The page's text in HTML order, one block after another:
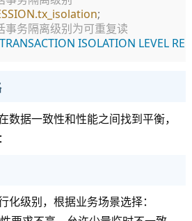
;
事务隔离级别为可重复读
TRANSACTION ISOLATION LEVEL
数据一致性和性能之间找到平衡，
化级别，根据业务场景选择：